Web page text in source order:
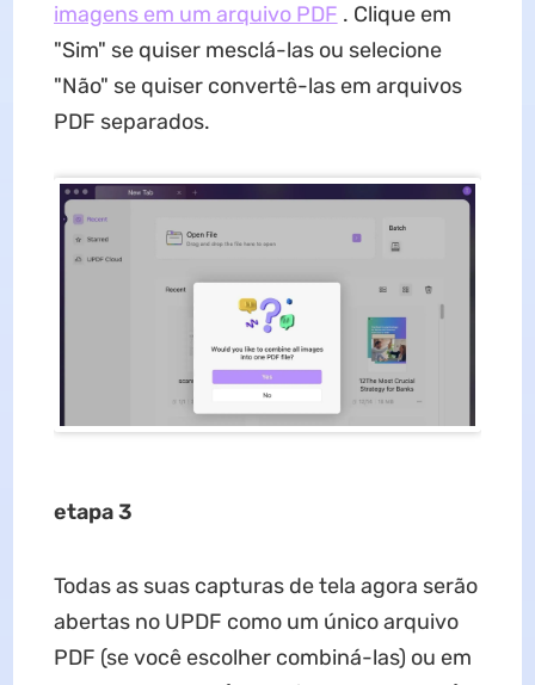
imagens em um arquivo PDF . Clique em
"Sim" se quiser mesclá-las ou selecione
"Não" se quiser convertê-las em arquivos
PDF separados.
etapa 3
Todas as suas capturas de tela agora serão
abertas no UPDF como um único arquivo
PDF (se você escolher combiná-las) ou em